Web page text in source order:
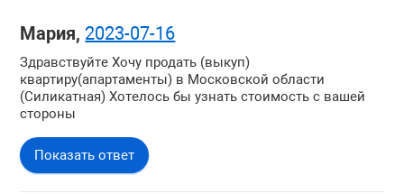
Мария, 2023-07-16
Здравствуйте Хочу продать (выкуп)
квартиру(апартаменты) в Московской области
(Силикатная) Хотелось бы узнать стоимость с вашей
стороны
Показать ответ